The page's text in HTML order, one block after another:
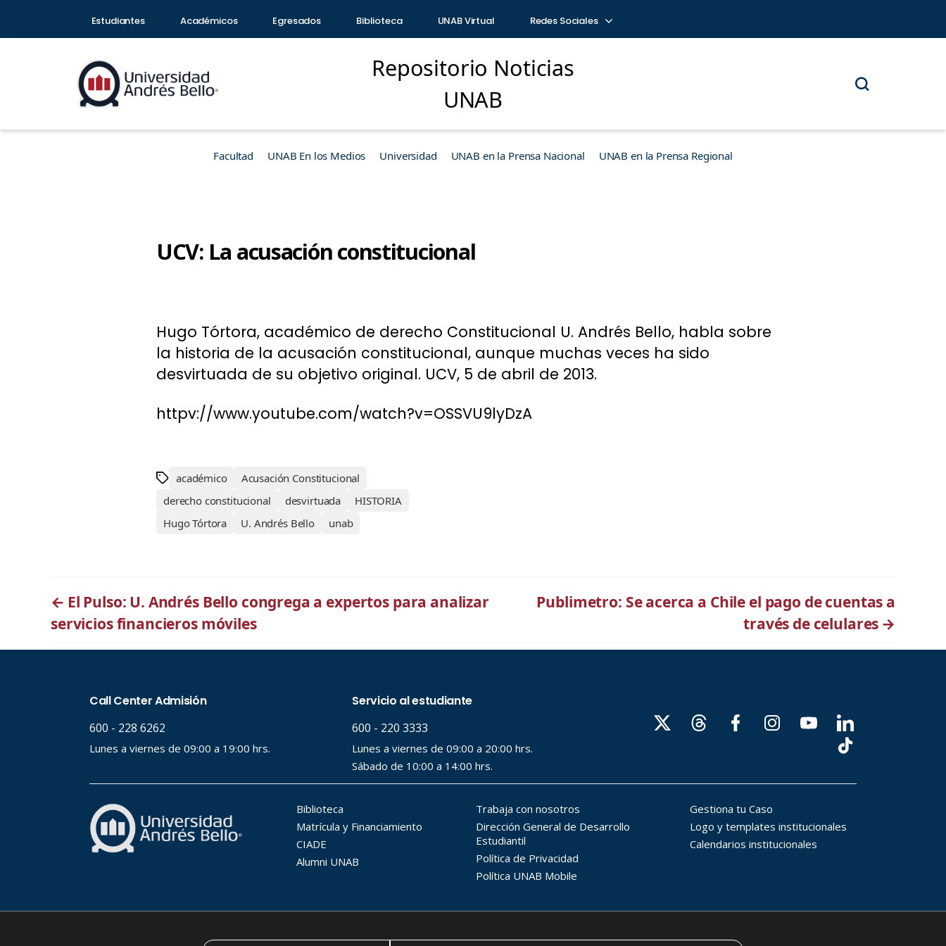
Estudiantes Académicos Egresados Biblioteca UNAB Virtual Redes Sociales
Repositorio Noticias
UNAB
Facultad UNAB En los Medios Universidad UNAB en la Prensa Nacional UNAB en la Prensa Regional
UCV: La acusación constitucional
Hugo Tórtora, académico de derecho Constitucional U. Andrés Bello, habla sobre
la historia de la acusación constitucional, aunque muchas veces ha sido
desvirtuada de su objetivo original. UCV, 5 de abril de 2013.
httpv://www.youtube.com/watch?v=OSSVU9lyDzA
académico
Acusación Constitucional
derecho constitucional
desvirtuada
HISTORIA
Hugo Tórtora
U. Andrés Bello unab
← El Pulso: U. Andrés Bello congrega a expertos para analizar
servicios financieros móviles
Publimetro: Se acerca a Chile el pago de cuentas a
través de celulares →